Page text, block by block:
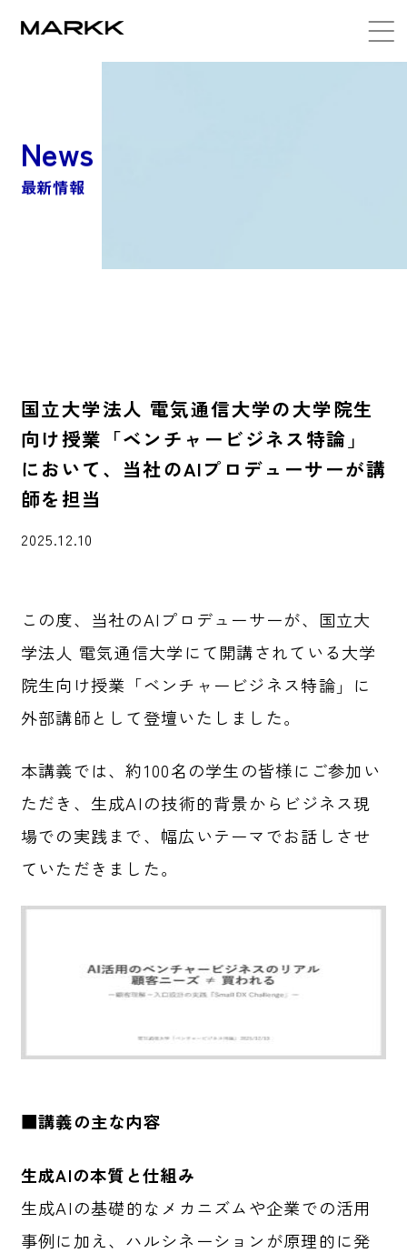
News
最新情報
国立大学法人 電気通信大学の大学院生
向け授業「ベンチャービジネス特論」
において、当社のAIプロデューサーが講
師を担当
2025.12.10
この度、当社のAIプロデューサーが、国立大
学法人 電気通信大学にて開講されている大学
院生向け授業「ベンチャービジネス特論」に
外部講師として登壇いたしました。
本講義では、約100名の学生の皆様にご参加い
ただき、生成AIの技術的背景からビジネス現
場での実践まで、幅広いテーマでお話しさせ
ていただきました。
■講義の主な内容
生成AIの本質と仕組み
生成AIの基礎的なメカニズムや企業での活用
事例に加え、ハルシネーションが原理的に発